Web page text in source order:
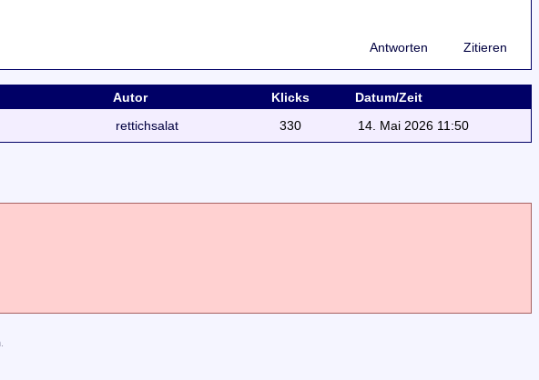
Antworten Zitieren
Autor Klicks Datum/Zeit
rettichsalat 330 14. Mai 2026 11:50
.